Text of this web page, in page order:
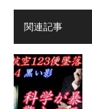
関連記事